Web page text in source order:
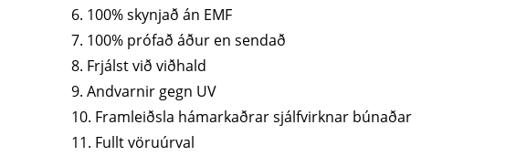
6. 100% skynjað án EMF
7. 100% prófað áður en sendað
8. Frjálst við viðhald
9. Andvarnir gegn UV
10. Framleiðsla hámarkaðrar sjálfvirknar búnaðar
11. Fullt vöruúrval